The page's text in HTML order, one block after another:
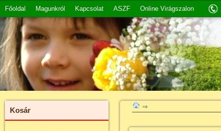
Főoldal Magunkról Kapcsolat ASZF Online Virágszalon
Kosár ⇒